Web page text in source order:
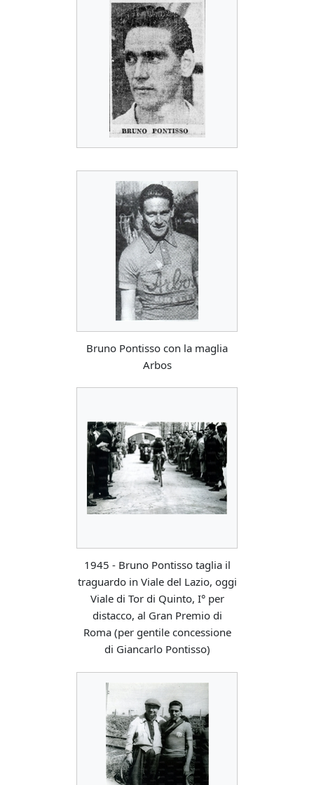
Bruno Pontisso con la maglia
Arbos
1945 - Bruno Pontisso taglia il
traguardo in Viale del Lazio, oggi
Viale di Tor di Quinto, I° per
distacco, al Gran Premio di
Roma (per gentile concessione
di Giancarlo Pontisso)